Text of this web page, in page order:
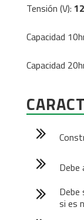
Tensión (V): 12
Capacidad
Capacidad
Debe
Debe
si es